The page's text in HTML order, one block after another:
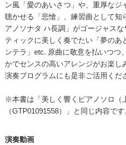
ン風「愛のあいさつ」や、重厚なジ
聴かせる「悲愴」、練習曲として知
アノソナタ ハ長調」がゴージャス
ティックに美しく奏でたい「夢のあ
ンテラ」etc. 原曲に敬意を払いつつ
かでセンスの高いアレンジがお楽し
演奏プログラムにも是非ご活用くだ
※本書は「美しく響くピアノソロ（
（GTP01091558）」と同じ内容です
演奏動画